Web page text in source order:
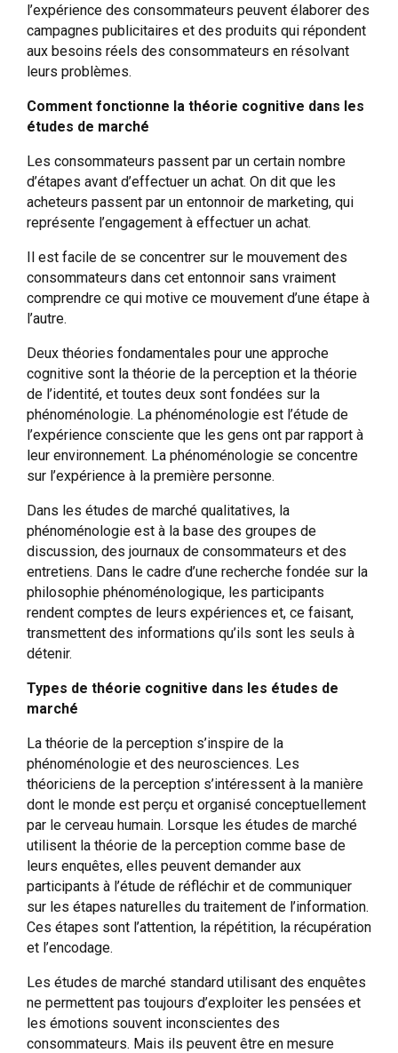
l’expérience des consommateurs peuvent élaborer des
campagnes publicitaires et des produits qui répondent
aux besoins réels des consommateurs en résolvant
leurs problèmes.
Comment fonctionne la théorie cognitive dans les
études de marché
Les consommateurs passent par un certain nombre
d’étapes avant d’effectuer un achat. On dit que les
acheteurs passent par un entonnoir de marketing, qui
représente l’engagement à effectuer un achat.
Il est facile de se concentrer sur le mouvement des
consommateurs dans cet entonnoir sans vraiment
comprendre ce qui motive ce mouvement d’une étape à
l’autre.
Deux théories fondamentales pour une approche
cognitive sont la théorie de la perception et la théorie
de l’identité, et toutes deux sont fondées sur la
phénoménologie. La phénoménologie est l’étude de
l’expérience consciente que les gens ont par rapport à
leur environnement. La phénoménologie se concentre
sur l’expérience à la première personne.
Dans les études de marché qualitatives, la
phénoménologie est à la base des groupes de
discussion, des journaux de consommateurs et des
entretiens. Dans le cadre d’une recherche fondée sur la
philosophie phénoménologique, les participants
rendent comptes de leurs expériences et, ce faisant,
transmettent des informations qu’ils sont les seuls à
détenir.
Types de théorie cognitive dans les études de
marché
La théorie de la perception s’inspire de la
phénoménologie et des neurosciences. Les
théoriciens de la perception s’intéressent à la manière
dont le monde est perçu et organisé conceptuellement
par le cerveau humain. Lorsque les études de marché
utilisent la théorie de la perception comme base de
leurs enquêtes, elles peuvent demander aux
participants à l’étude de réfléchir et de communiquer
sur les étapes naturelles du traitement de l’information.
Ces étapes sont l’attention, la répétition, la récupération
et l’encodage.
Les études de marché standard utilisant des enquêtes
ne permettent pas toujours d’exploiter les pensées et
les émotions souvent inconscientes des
consommateurs. Mais ils peuvent être en mesure